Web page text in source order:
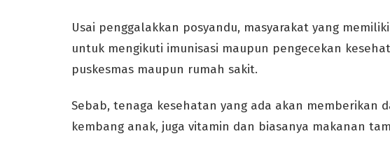
Usai penggalakkan posyandu, masyarakat yang
untuk mengikuti imunisasi maupun pengecekan
puskesmas maupun rumah sakit.
Sebab, tenaga kesehatan yang ada akan memberikan
kembang anak, juga vitamin dan biasanya makanan